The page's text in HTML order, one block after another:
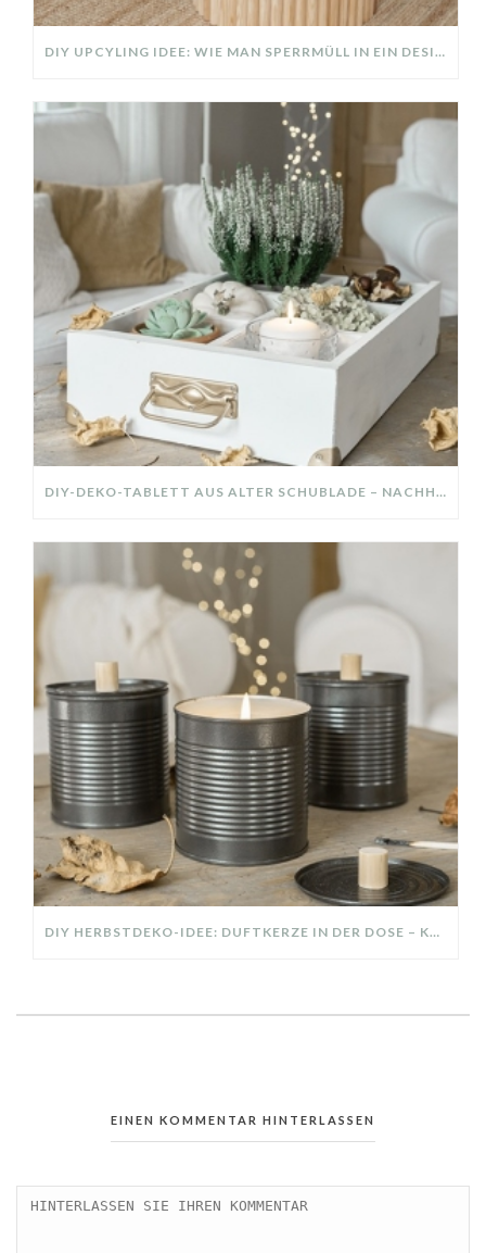
DIY UPCYLING IDEE: WIE MAN SPERRMÜLL IN EIN DESIGNER TEIL VERWANDELT
DIY-DEKO-TABLETT AUS ALTER SCHUBLADE – NACHHALTIGE HERBSTDEKO SELBER MACHEN!
DIY HERBSTDEKO-IDEE: DUFTKERZE IN DER DOSE – KREATIV UND NACHHALTIG
EINEN KOMMENTAR HINTERLASSEN